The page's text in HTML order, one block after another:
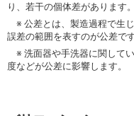
り、若干の個体差があります。
※ 公差とは、製造過程で生
誤差の範囲を表すのが公差です
※ 洗面器や手洗器に関して
度などが公差に影響します。